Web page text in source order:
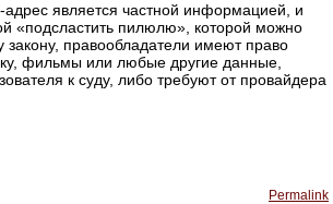
является частной информацией, и
«подсластить пилюлю», которой можно
закону, правообладатели имеют право
фильмы или любые другие данные,
к суду, либо требуют от провайдера
Permalink